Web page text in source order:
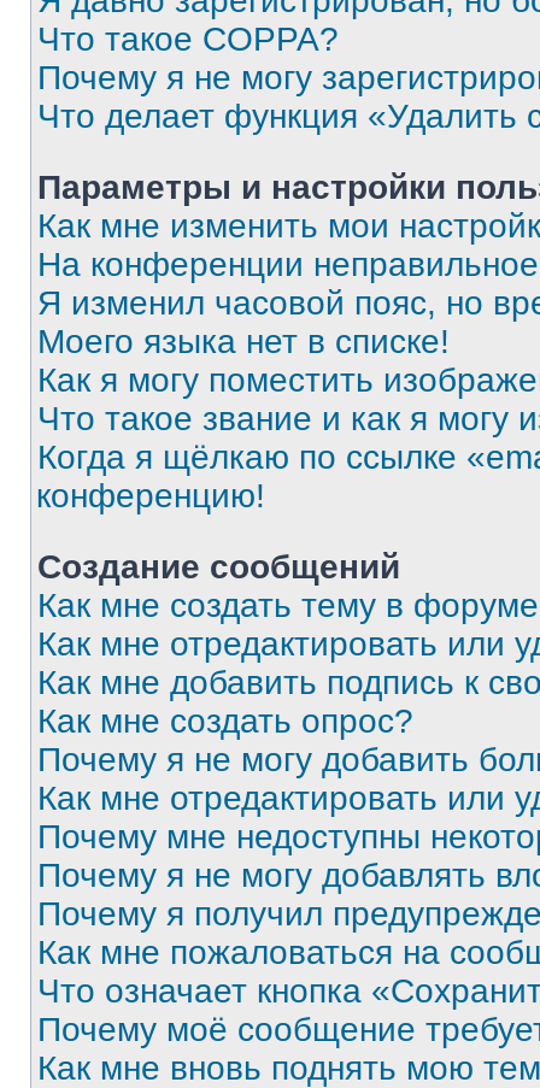
Что такое COPPA?
Почему я не могу
Что делает функция «Удалить
Параметры и настройки
Как мне изменить мои
На конференции
Я изменил часовой пояс, но
Моего языка нет в списке!
Как я могу поместить
Что такое звание и как я могу
Когда я щёлкаю по ссылке
конференцию!
Создание сообщений
Как мне создать тему в
Как мне отредактировать или
Как мне добавить подпись к
Как мне создать опрос?
Почему я не могу добавить
Как мне отредактировать или
Почему мне недоступны
Почему я не могу добавлять
Почему я получил
Как мне пожаловаться на
Что означает кнопка
Почему моё сообщение
Как мне вновь поднять мою